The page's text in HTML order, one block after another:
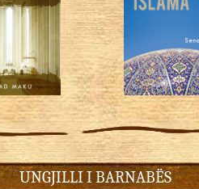
UNGJILLI I BARNABËS